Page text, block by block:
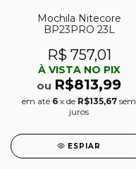
Mochila Nitecore
BP23PRO 23L
R$ 757,01
À VISTA NO PIX
ou R$813,99
em até 6 x de R$135,67 sem
juros
ESPIAR